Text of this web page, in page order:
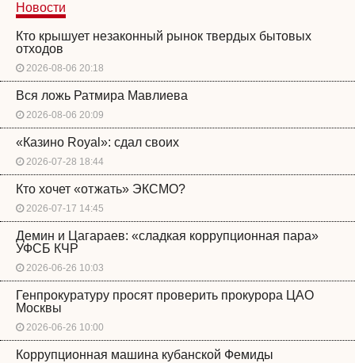
Новости
Кто крышует незаконный рынок твердых бытовых
отходов
2026-08-06 20:18
Вся ложь Ратмира Мавлиева
2026-08-06 20:09
«Казино Royal»: сдал своих
2026-07-28 18:44
Кто хочет «отжать» ЭКСМО?
2026-07-17 14:45
Демин и Цагараев: «сладкая коррупционная пара»
УФСБ КЧР
2026-06-26 10:03
Генпрокуратуру просят проверить прокурора ЦАО
Москвы
2026-06-26 10:00
Коррупционная машина кубанской Фемиды